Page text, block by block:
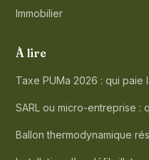
Immobilier
À lire
Taxe PUMa 2026 : qui paie
SARL ou micro-entreprise :
Ballon thermodynamique